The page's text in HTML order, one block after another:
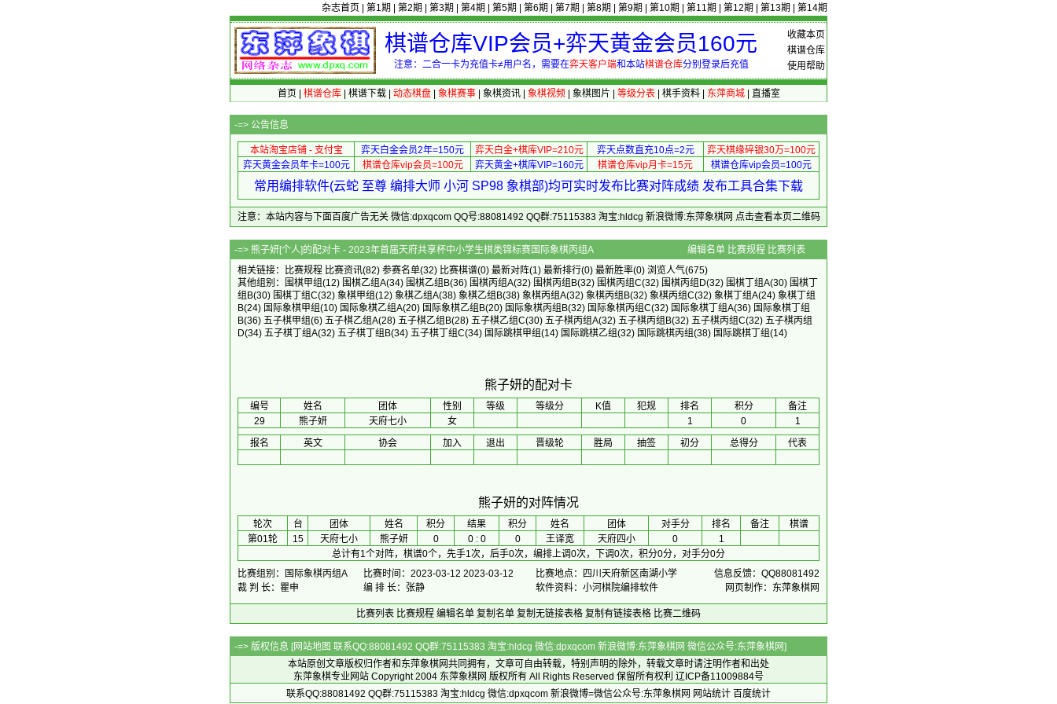
杂志首页 第1期 第2期 第3期 第4期 第5期 第6期 第7期 第8期 第9期 第10期 第11期 第12期 第13期 第14期
收藏本页
棋谱仓库
使用帮助
棋谱仓库VIP会员+弈天黄金会员160元
注意：二合一卡为充值卡≠用户名，需要在弈天客户端和本站棋谱仓库分别登录后充值
首页 棋谱仓库| 棋谱下载| 动态棋盘| 象棋赛事| 象棋资讯| 象棋视频 象棋图片 等级分表| 棋手资料| 东萍商城| 直播室
-=> 公告信息
本站淘宝店铺 - 支付宝 弈天白金会员2年=150元 弈天白金+棋库VIP=210元 弈天点数直充10点=2元
弈天棋缘碎银30万=100元
弈天黄金会员年卡=100元
棋谱仓库vip会员=100元 弈天黄金+棋库VIP=160元 棋谱仓库vip月卡=15元 棋谱仓库vip会员=100元
常用编排软件(云蛇 至尊 编排大师 小河 SP98 象棋部)均可实时发布比赛对阵成绩 发布工具合集下载
注意：本站内容与下面百度广告无关 微信:dpxqcom QQ号:88081492 QQ群:75115383 淘宝:hldcg 新浪微博:东萍象棋网 点击查看本页二维码
-=> 熊子妍[个人]的配对卡 - 2023年首届天府共享杯中小学生棋类锦标赛国际象棋丙组A 编辑名单 比赛规程 比赛列表
相关链接：
比赛规程 比赛资讯(82) 参赛名单(32) 比赛棋谱(0) 最新对阵(1) 最新排行(0) 最新胜率(0) 浏览人气(675)
其他组别： 围棋甲组(12) 围棋乙组A(34) 围棋乙组B(36) 围棋丙组A(32) 围棋丙组B(32) 围棋丙组C(32) 围棋丙组D(32) 围棋丁组A(30) 围棋丁
组B(30) 围棋丁组C(32) 象棋甲组(12) 象棋乙组A(38) 象棋乙组B(38) 象棋丙组A(32) 象棋丙组B(32) 象棋丙组C(32) 象棋丁组A(24) 象棋丁组
B(24) 国际象棋甲组(10) 国际象棋乙组A(20) 国际象棋乙组B(20) 国际象棋丙组B(32) 国际象棋丙组C(32) 国际象棋丁组A(36) 国际象棋丁组
B(36) 五子棋甲组(6) 五子棋乙组A(28) 五子棋乙组B(28) 五子棋乙组C(30) 五子棋丙组A(32) 五子棋丙组B(32) 五子棋丙组C(32) 五子棋丙组
D(34) 五子棋丁组A(32) 五子棋丁组B(34) 五子棋丁组C(34) 国际跳棋甲组(14) 国际跳棋乙组(32) 国际跳棋丙组(38) 国际跳棋丁组(14)
熊子妍的配对卡
编号 姓名 团体 性别 等级 等级分 K值 犯规 排名 积分
备注
29
熊子妍 天府七小 女 1 0
1
报名
英文 协会 加入 退出 晋级轮 胜局 抽签 初分 总得分 代表
熊子妍的对阵情况
轮次 台 团体 姓名 积分 结果 积分 姓名 团体 对手分 排名 备注
棋谱
第01轮
15 天府七小 熊子妍 0 0 : 0 0 王译宽 天府四小 0
1
总计有1个对阵，棋谱0个，先手1次，后手0次，编排上调0次，下调0次，积分0分，对手分0分
比赛组别：国际象棋丙组A
比赛时间：2023-03-12 2023-03-12 比赛地点：四川天府新区南湖小学
信息反馈：QQ88081492
裁 判 长：瞿申
编 排 长：张静 软件资料：小河棋院编排软件 网页制作：东萍象棋网
比赛列表 比赛规程 编辑名单 复制名单 复制无链接表格 复制有链接表格 比赛二维码
-=> 版权信息 [网站地图 联系QQ:88081492 QQ群:75115383 淘宝:hldcg 微信:dpxqcom 新浪微博:东萍象棋网 微信公众号:东萍象棋网]
本站原创文章版权归作者和 东萍象棋网共同拥有，文章可自由转载，特别声明的除外，转载文章时请注明作者和出处
东萍象棋专业网站 Copyright 2004 东萍象棋网 版权所有 All Rights Reserved 保留所有权利 辽ICP备11009884号
联系QQ:88081492 QQ群:75115383 淘宝:hldcg 微信:dpxqcom 新浪微博=微信公众号:东萍象棋网 网站统计 百度统计